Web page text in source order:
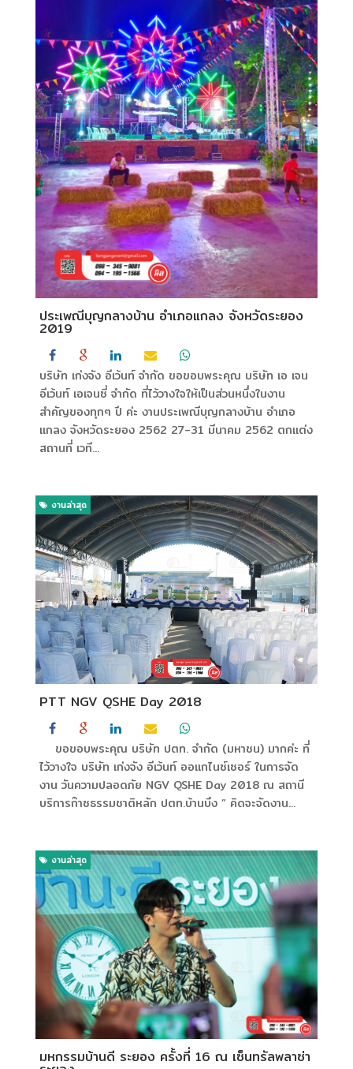
ประเพณีบุญกลางบ้าน อำเภอแกลง จังหวัดระยอง
2019
บริษัท เก่งจัง อีเว้นท์ จำกัด ขอขอบพระคุณ บริษัท เอ เจน
อีเว้นท์ เอเจนซี่ จำกัด ที่ไว้วางใจให้เป็นส่วนหนึ่งในงาน
สำคัญของทุกๆ ปี ค่ะ งานประเพณีบุญกลางบ้าน อำเภอ
แกลง จังหวัดระยอง 2562 27-31 มีนาคม 2562 ตกแต่ง
สถานที่ เวที...
PTT NGV QSHE Day 2018
งานล่าสุด
ขอขอบพระคุณ บริษัท ปตท. จำกัด (มหาชน) มากค่ะ ที่
ไว้วางใจ บริษัท เก่งจัง อีเว้นท์ ออแกไนซ์เซอร์ ในการจัด
งาน วันความปลอดภัย NGV QSHE Day 2018 ณ สถานี
บริการก๊าซธรรมชาติหลัก ปตท.บ้านบึง ” คิดจะจัดงาน...
มหกรรมบ้านดี ระยอง ครั้งที่ 16 ณ เซ็นทรัลพลาซ่า
งานล่าสุด